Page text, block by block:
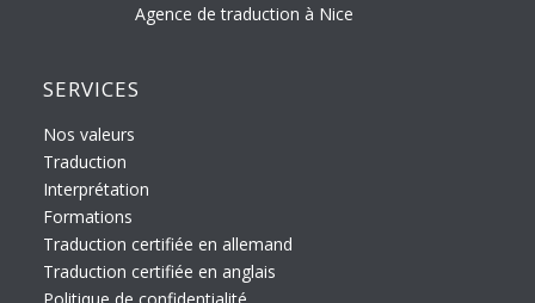
Agence de traduction à Nice
SERVICES
Nos valeurs
Traduction
Interprétation
Formations
Traduction certifiée en allemand
Traduction certifiée en anglais